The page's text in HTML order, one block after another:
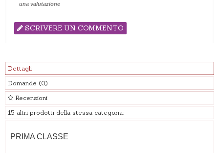
una valutazione
SCRIVERE UN COMMENTO
Dettagli
Domande (0)
Recensioni
15 altri prodotti della stessa categoria:
PRIMA CLASSE